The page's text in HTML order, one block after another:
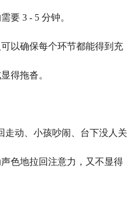
要 3 - 5 分钟。
以确保每个环节都能得到充
得拖沓。
走动、小孩吵闹、台下没人关
色地拉回注意力，又不显得